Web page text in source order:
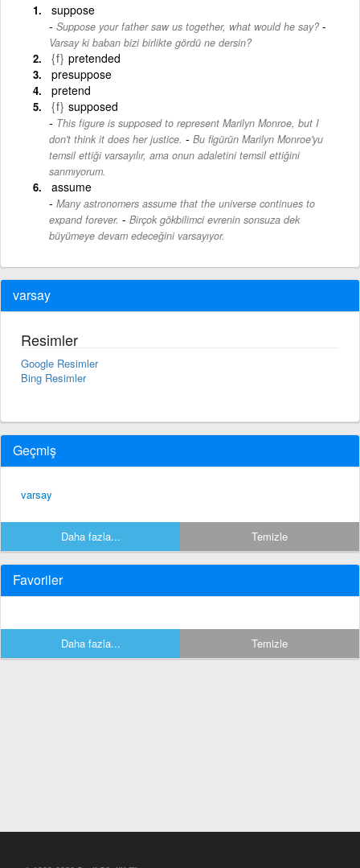
suppose
Suppose your father saw us together, what would he say? -
Varsay ki baban bizi birlikte gördü ne dersin?
{f} pretended
presuppose
pretend
{f} supposed
This figure is supposed to represent Marilyn Monroe, but I
don't think it does her justice. - Bu figürün Marilyn Monroe'yu
temsil ettiği varsayılır, ama onun adaletini temsil ettiğini
sanmıyorum.
assume
Many astronomers assume that the universe continues to
expand forever. - Birçok gökbilimci evrenin sonsuza dek
büyümeye devam edeceğini varsayıyor.
varsay
Resimler
Google Resimler
Bing Resimler
Geçmiş
varsay
Daha fazla... Temizle
Favoriler
Daha fazla... Temizle